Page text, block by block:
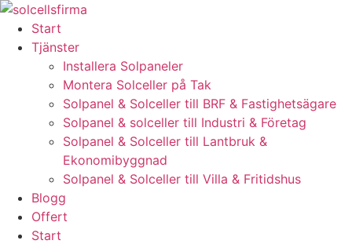
Skip
content
Start
Tjänster
Installera Solpaneler
Montera Solceller på Tak
Solpanel & Solceller till BRF & Fastighetsägare
Solpanel & solceller till Industri & Företag
Solpanel & Solceller till Lantbruk &
Ekonomibyggnad
Solpanel & Solceller till Villa & Fritidshus
Blogg
Offert
Start